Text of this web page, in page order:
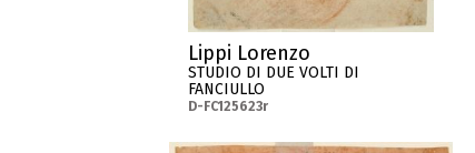
Lippi Lorenzo
STUDIO DI DUE VOLTI DI
FANCIULLO
D-FC125623r